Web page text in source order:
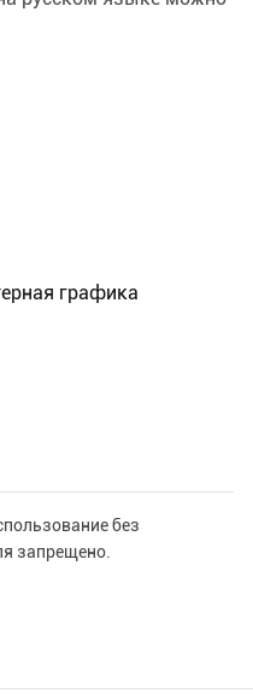
oblozek-k...
графика
без
запрещено.